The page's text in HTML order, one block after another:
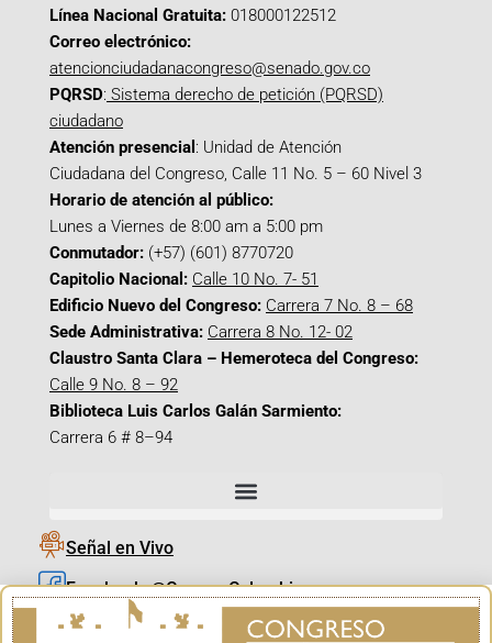
Línea Nacional Gratuita: 018000122512
Correo electrónico:
atencionciudadanacongreso@senado.gov.co
PQRSD: Sistema derecho de petición (PQRSD)
ciudadano
Atención presencial : Unidad de Atención
Ciudadana del Congreso, Calle 11 No. 5 – 60 Nivel 3
Horario de atención al público:
Lunes a Viernes de 8:00 am a 5:00 pm
Conmutador: (+57) (601) 8770720
Capitolio Nacional: Calle 10 No. 7- 51
Edificio Nuevo del Congreso: Carrera 7 No. 8 – 68
Sede Administrativa: Carrera 8 No. 12- 02
Claustro Santa Clara – Hemeroteca del Congreso:
Calle 9 No. 8 – 92
Biblioteca Luis Carlos Galán Sarmiento:
Carrera 6 # 8–94
Señal en Vivo
Facebook_@CamaraColombia
Instagram_@CamaraColombia